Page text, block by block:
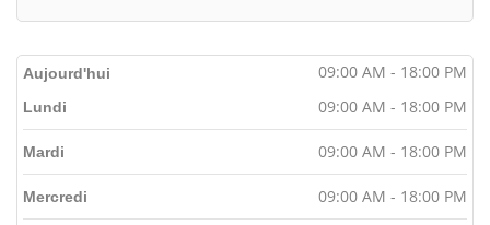
Aujourd'hui 09:00 AM - 18:00 PM
Lundi 09:00 AM - 18:00 PM
Mardi 09:00 AM - 18:00 PM
Mercredi 09:00 AM - 18:00 PM